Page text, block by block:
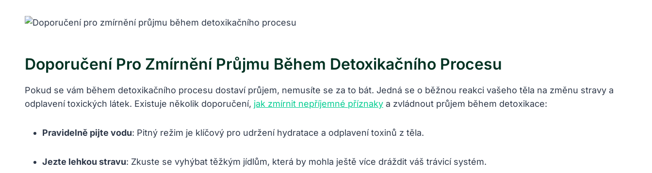
Doporučení Pro Zmírnění Průjmu Během Detoxikačního Procesu
Pokud se vám během detoxikačního procesu dostaví průjem, nemusíte se za to bát. Jedná se o běžnou reakci vašeho těla na změnu stravy a
odplavení toxických látek. Existuje několik doporučení, jak zmírnit nepříjemné příznaky a zvládnout průjem během detoxikace:
Pravidelně pijte vodu: Pitný režim je klíčový pro udržení hydratace a odplavení toxinů z těla.
Jezte lehkou stravu: Zkuste se vyhýbat těžkým jídlům, která by mohla ještě více dráždit váš trávicí systém.